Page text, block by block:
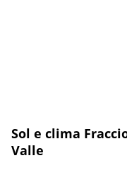
Sol e clima
Valle